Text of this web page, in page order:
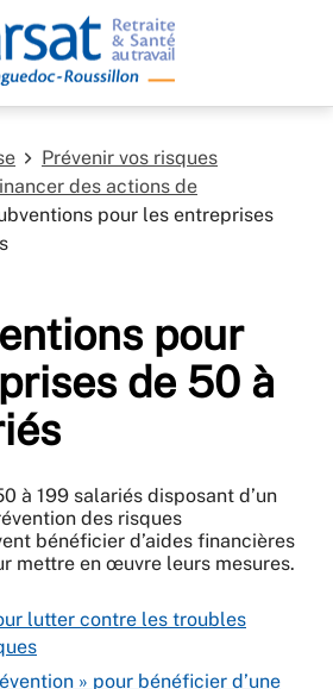
Prévenir vos risques
des actions de
pour les entreprises
pour
de 50 à
à 199 salariés disposant d’un
des risques
bénéficier d’aides financières
mettre en œuvre leurs mesures.
lutter contre les troubles
» pour bénéficier d’une